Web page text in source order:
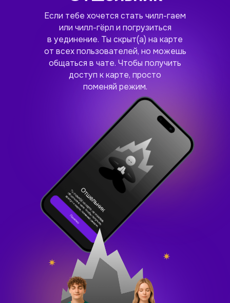
Если тебе хочется стать чилл-гаем
или чилл-гёрл и погрузиться
в уединение. Ты скрыт(а) на карте
от всех пользователей, но можешь
общаться в чате. Чтобы получить
доступ к карте, просто
поменяй режим.